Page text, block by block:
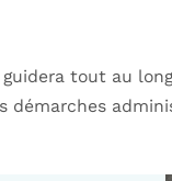
tout au
démarches